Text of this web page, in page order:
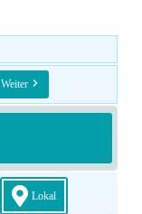
Weiter
Lokal